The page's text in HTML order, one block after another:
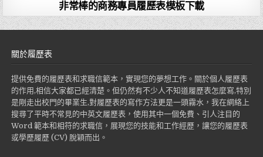
非常棒的商務專員履歷表模板下載
關於履歷表
提供免費的履歷表和求職信範本，實現您的夢想工作。關於個人履歷表
的作用,相信大家都已經清楚。但仍然有不少人不知道履歷表怎麼寫,特別
是剛走出校門的畢業生,對履歷表的寫作方法更是一頭霧水，我在網絡上
搜尋了平時不常見的中英文履歷表，使用其中一個免費、引人注目的
Word 範本和相符的求職信，展現您的技能和工作經歷，讓您的履歷表
或學歷履歷 (CV) 脫穎而出。